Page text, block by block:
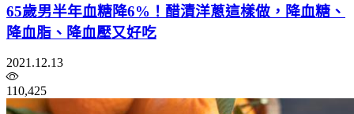
65歲男半年血糖降6%！醋漬洋蔥這樣做，降血糖、
降血脂、降血壓又好吃
2021.12.13
110,425